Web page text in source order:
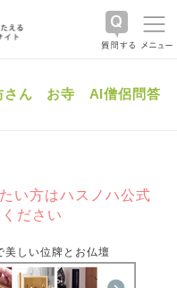
さん お寺 AI僧侶問答
い方はハスノハ公式
ださい
美しい位牌とお仏壇